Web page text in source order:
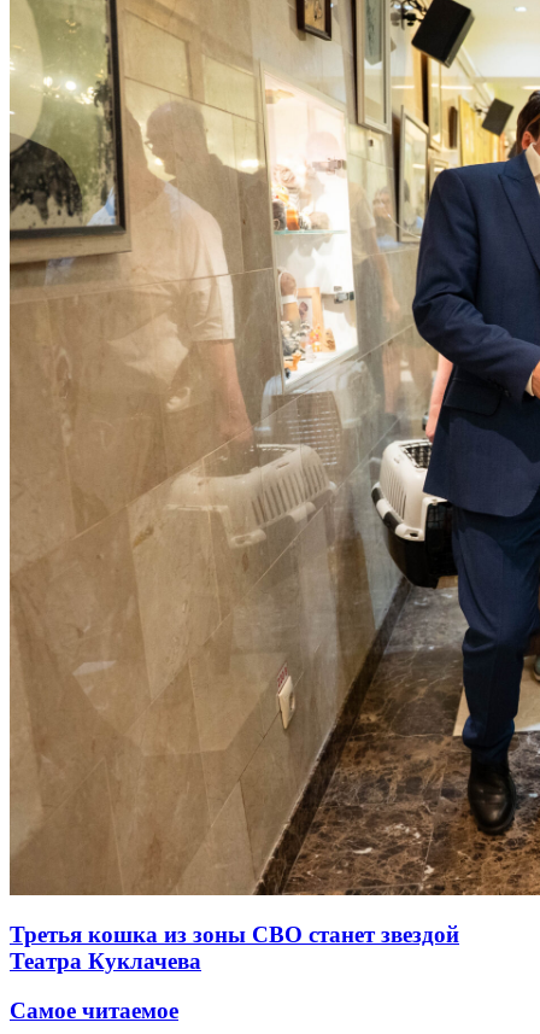
Третья кошка из зоны СВО станет звездой
Театра Куклачева
Самое читаемое